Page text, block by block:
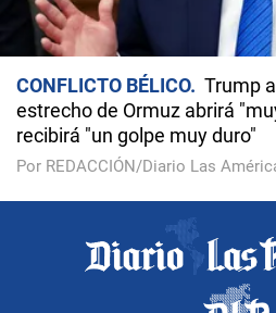
CONFLICTO BÉLICO
Trump
estrecho de Ormuz abrirá
recibirá "un golpe muy duro"
Por REDACCIÓN/Diario Las